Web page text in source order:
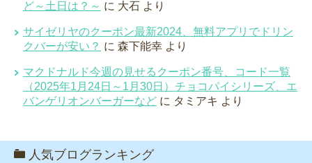
ど～土日は？～ に 大石 より
サイゼリヤのクーポン最新2024、無料アプリでドリン
クバーが安い？ に 森下能幸 より
マクドナルド今週の見せるクーポン番号、コード一覧
（2025年1月24日～1月30日）チョコパイシリーズ、エ
バンゲリオンバーガーなど に タミアキ より
人気ブログランキング